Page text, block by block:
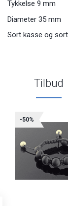
Tykkelse 9 mm
Diameter 35 mm
Sort kasse og
Tilbud
-50%